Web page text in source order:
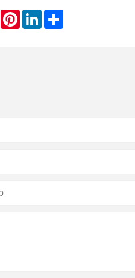
WhatsAppPinterestLinkedIn